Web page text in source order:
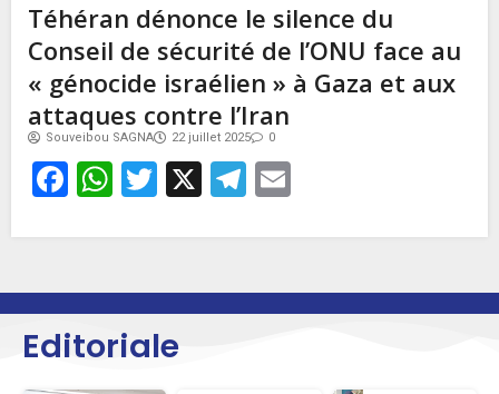
Téhéran dénonce le silence du
Conseil de sécurité de l’ONU face au
« génocide israélien » à Gaza et aux
attaques contre l’Iran
Souveibou SAGNA 22 juillet 2025 0
Facebook
WhatsApp
Twitter
X Telegram
Editoriale